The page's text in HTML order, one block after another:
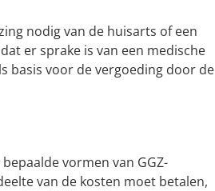
nodig van de huisarts of een
er sprake is van een medische
basis voor de vergoeding door de
vormen van GGZ-
van de kosten moet betalen,